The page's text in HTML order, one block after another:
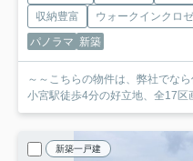
収納豊富
ウォークインクロ
パノラマ 新築
～～こちらの物件は、弊社でな
小宮駅徒歩4分の好立地、全17区
新築一戸建